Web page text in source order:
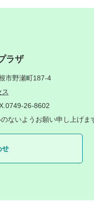
ラザ
市野瀬町187-4
26-8602
ないようお願い申し上げま
せ